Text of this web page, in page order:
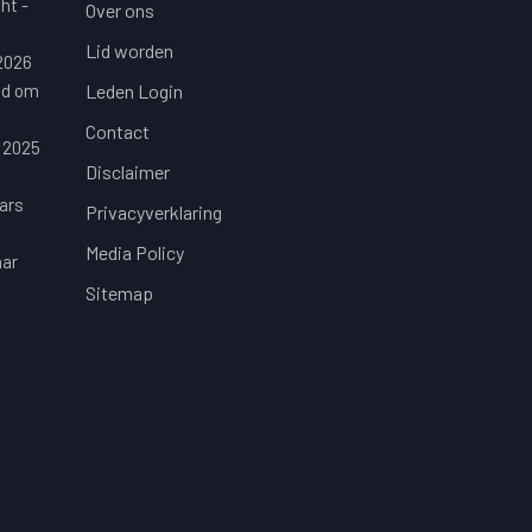
-
om
Over ons
Lid worden
Leden Login
Contact
Disclaimer
Privacyverklaring
Media Policy
Sitemap